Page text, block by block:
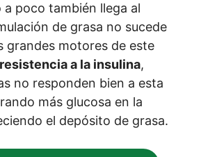
a poco también llega al
de grasa no sucede
grandes motores de este
resistencia a la insulina,
no responden bien a esta
más glucosa en la
el depósito de grasa.